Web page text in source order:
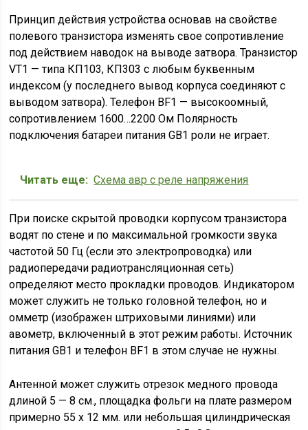
Принцип действия устройства основав на свойстве
полевого транзистора изменять свое сопротивление
под действием наводок на выводе затвора. Транзистор
VT1 — типа КП103, КП303 с любым буквенным
индексом (у последнего вывод корпуса соединяют с
выводом затвора). Телефон BF1 — высокоомный,
сопротивлением 1600…2200 Ом Полярность
подключения батареи питания GB1 роли не играет.
Читать еще: Схема авр с реле напряжения
При поиске скрытой проводки корпусом транзистора
водят по стене и по максимальной громкости звука
частотой 50 Гц (если это электропроводка) или
радиопередачи радиотрансляционная сеть)
определяют место прокладки проводов. Индикатором
может служить не только головной телефон, но и
омметр (изображен штриховыми линиями) или
авометр, включенный в этот режим работы. Источник
питания GB1 и телефон BF1 в этом случае не нужны.
Антенной может служить отрезок медного провода
длиной 5 — 8 см., площадка фольги на плате размером
примерно 55 х 12 мм. или небольшая цилиндрическая